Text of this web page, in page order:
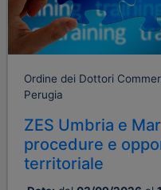
Ordine dei Dottori
Perugia
ZES Umbria e
procedure e
territoriale